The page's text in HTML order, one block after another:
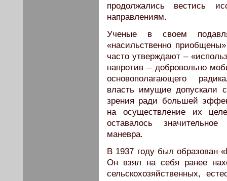
продолжались вестись
направлениям.
Ученые в своем
«насильственно
часто утверждают –
напротив – добровольно
основополагающего
власть имущие допускали
зрения ради большей
на осуществление их
оставалось
маневра.
В 1937 году был образован
Он взял на себя ранее
сельскохозяйственных,